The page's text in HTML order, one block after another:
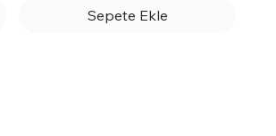
Sepete Ekle